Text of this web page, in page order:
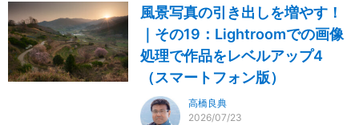
風景写真の引き出しを増やす！
｜その19：Lightroomでの画像
処理で作品をレベルアップ4
（スマートフォン版）
高橋良典
2026/07/23